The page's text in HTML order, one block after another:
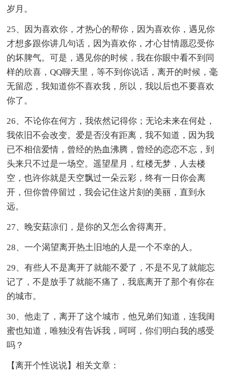
岁月。
25、因为喜欢你，才热心的帮你，因为喜欢你，遇见你
才想多跟你讲几句话，因为喜欢你，才心甘情愿忍受你
的坏脾气。可是，遇见你的时候，我在你眼中看不到同
样的欣喜，QQ聊天里，等不到你说话，离开的时候，毫
无留恋，我知道你不喜欢我，所以，我以后也不要喜欢
你了。
26、不论你在何方，我依然记得你；无论未来在何处，
我依旧不会改变。爱是否没有距离，我不知道，因为我
已不相信爱情，曾经的热血沸腾，曾经的恋恋不忘，到
头来只不过是一场空。遥望星月，红楼无梦，人去楼
空，也许你就是天空飘过一朵云彩，终有一日你会离
开，但你曾停留过，我会记住这片刻的美丽，直到永
远。
27、晚安菇凉们，是你的又怎么舍得离开。
28、一个渴望离开热土旧地的人是一个不幸的人。
29、有些人不是离开了就能不爱了，不是不见了就能忘
记了，不是放手了就能不痛了，我底离开了那个有你在
的城市。
30、他走了，离开了这个城市，他兄弟们知道，连我闺
蜜也知道，唯独没有告诉我，呵呵，你们明白我的感受
吗？
【离开个性说说】相关文章：